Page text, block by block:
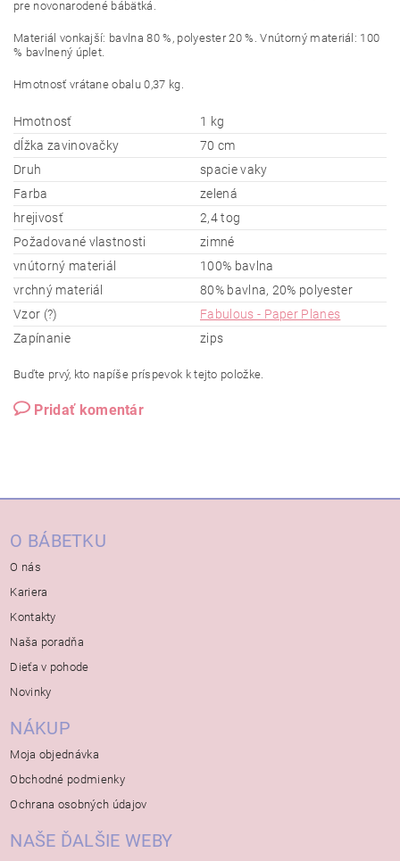
pre novonarodené bábätká.
Materiál vonkajší: bavlna 80 %, polyester 20 %. Vnútorný materiál: 100
% bavlnený úplet.
Hmotnosť vrátane obalu 0,37 kg.
Hmotnosť
1 kg
dĺžka zavinovačky
70 cm
Druh
spacie vaky
Farba
zelená
hrejivosť
2,4 tog
Požadované vlastnosti
zimné
vnútorný materiál
100% bavlna
vrchný materiál
80% bavlna, 20% polyester
Vzor (?)
Fabulous - Paper Planes
Zapínanie
zips
Buďte prvý, kto napíše príspevok k tejto položke.
Pridať komentár
O BÁBETKU
O nás
Kariera
Kontakty
Naša poradňa
Dieťa v pohode
Novinky
NÁKUP
Moja objednávka
Obchodné podmienky
Ochrana osobných údajov
NAŠE ĎALŠIE WEBY